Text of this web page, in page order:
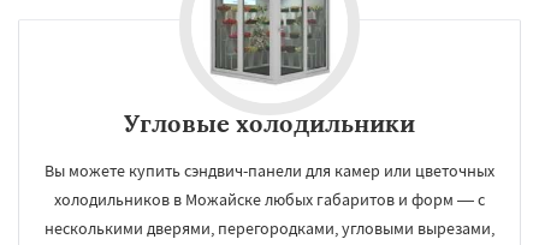
Угловые холодильники
Вы можете купить сэндвич-панели для камер или цветочных
холодильников в Можайске любых габаритов и форм — с
несколькими дверями, перегородками, угловыми вырезами,